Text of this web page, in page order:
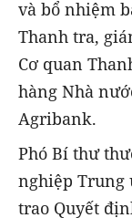
và bổ nhiệm
Thanh tra,
Cơ quan
hàng Nhà
Agribank.
Phó Bí thư
nghiệp Trung
trao Quyết